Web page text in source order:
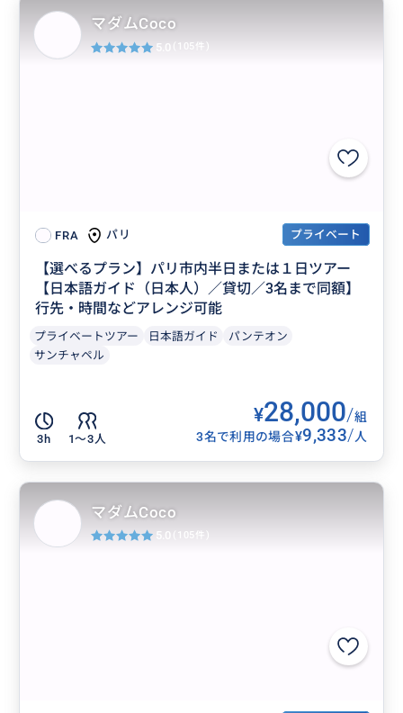
FRA パリ プライベート
【選べるプラン】パリ市内半日または１日ツアー
【日本語ガイド（日本人）／貸切／3名まで同額】
行先・時間などアレンジ可能
プライベートツアー 日本語ガイド
パンテオン
サンチャペル
3h 1〜3人
¥28,000/組
3名で利用の場合¥9,333/人
マダムCoco
5.0 (105件)
マダムCoco
5.0 (105件)